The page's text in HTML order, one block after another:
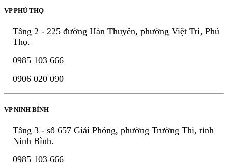
VP PHÚ THỌ
Tầng 2 - 225 đường Hàn Thuyên, phường Việt Trì, Phú
Thọ.
0985 103 666
0906 020 090
VP NINH BÌNH
Tầng 3 - số 657 Giải Phóng, phường Trường Thi, tỉnh
Ninh Bình.
0985 103 666